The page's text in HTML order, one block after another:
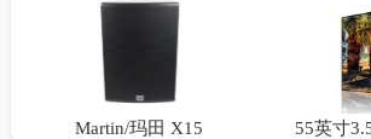
Martin/玛田 X15